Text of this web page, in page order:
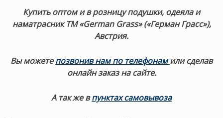
Купить оптом и в розницу подушки, одеяла и
наматрасник ТМ «German Grass» («Герман Грасс»),
Австрия.
Вы можетепозвонив нам по телефонам или сделав
онлайн заказ на сайте.
А так же в пунктах самовывоза